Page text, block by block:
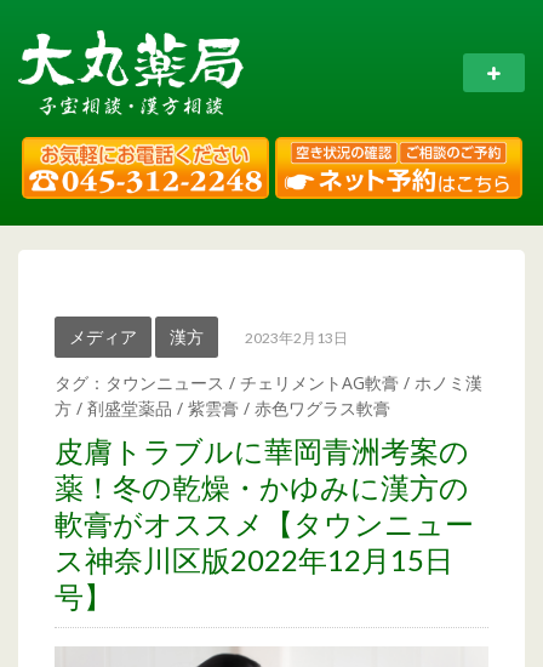
メディア 漢方 2023年2月13日
タグ： タウンニュース / チェリメントAG軟膏 / ホノミ漢
方 / 剤盛堂薬品 / 紫雲膏 / 赤色ワグラス軟膏
皮膚トラブルに華岡青洲考案の
薬！冬の乾燥・かゆみに漢方の
軟膏がオススメ【タウンニュー
ス神奈川区版2022年12月15日
号】